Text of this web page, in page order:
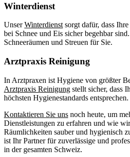
Winterdienst
UnserWinterdienst sorgt dafür, dass
bei Schnee und Eis sicher begehbar
Schneeräumen und Streuen für Sie.
Arztpraxis Reinigung
In Arztpraxen ist Hygiene von größter
Arztpraxis Reinigung stellt sicher, dass
höchsten Hygienestandards entsprechen.
Kontaktieren Sie uns noch heute, um
Dienstleistungen zu erfahren und wie
Räumlichkeiten sauber und hygienisch
ist Ihr Partner für zuverlässige und
in der gesamten Schweiz.